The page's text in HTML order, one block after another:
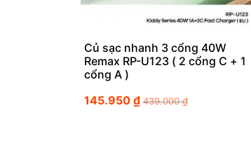
Củ sạc nhanh 3 cổng 40W
Remax RP-U123 ( 2 cổng C + 1
cổng A )
145.950 ₫ 439.000₫